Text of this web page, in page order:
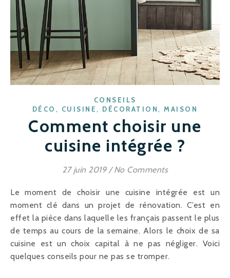
CONSEILS
DÉCO , CUISINE, DÉCORATION,MAISON
Comment choisir une
cuisine intégrée ?
27 juin 2019 / No Comments
Le moment de choisir une cuisine intégrée est un
moment clé dans un projet de rénovation. C’est en
effet la pièce dans laquelle les français passent le plus
de temps au cours de la semaine. Alors le choix de sa
cuisine est un choix capital à ne pas négliger. Voici
quelques conseils pour ne pas se tromper.